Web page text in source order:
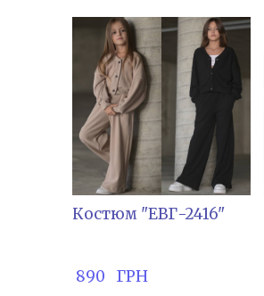
Костюм "ЕВГ-2416"
890   ГРН